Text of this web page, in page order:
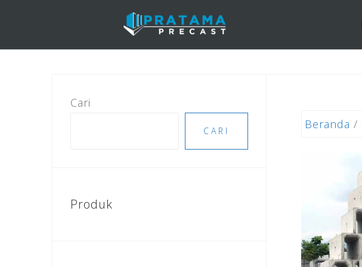
content
Beranda /
Cari
CARI
Produk